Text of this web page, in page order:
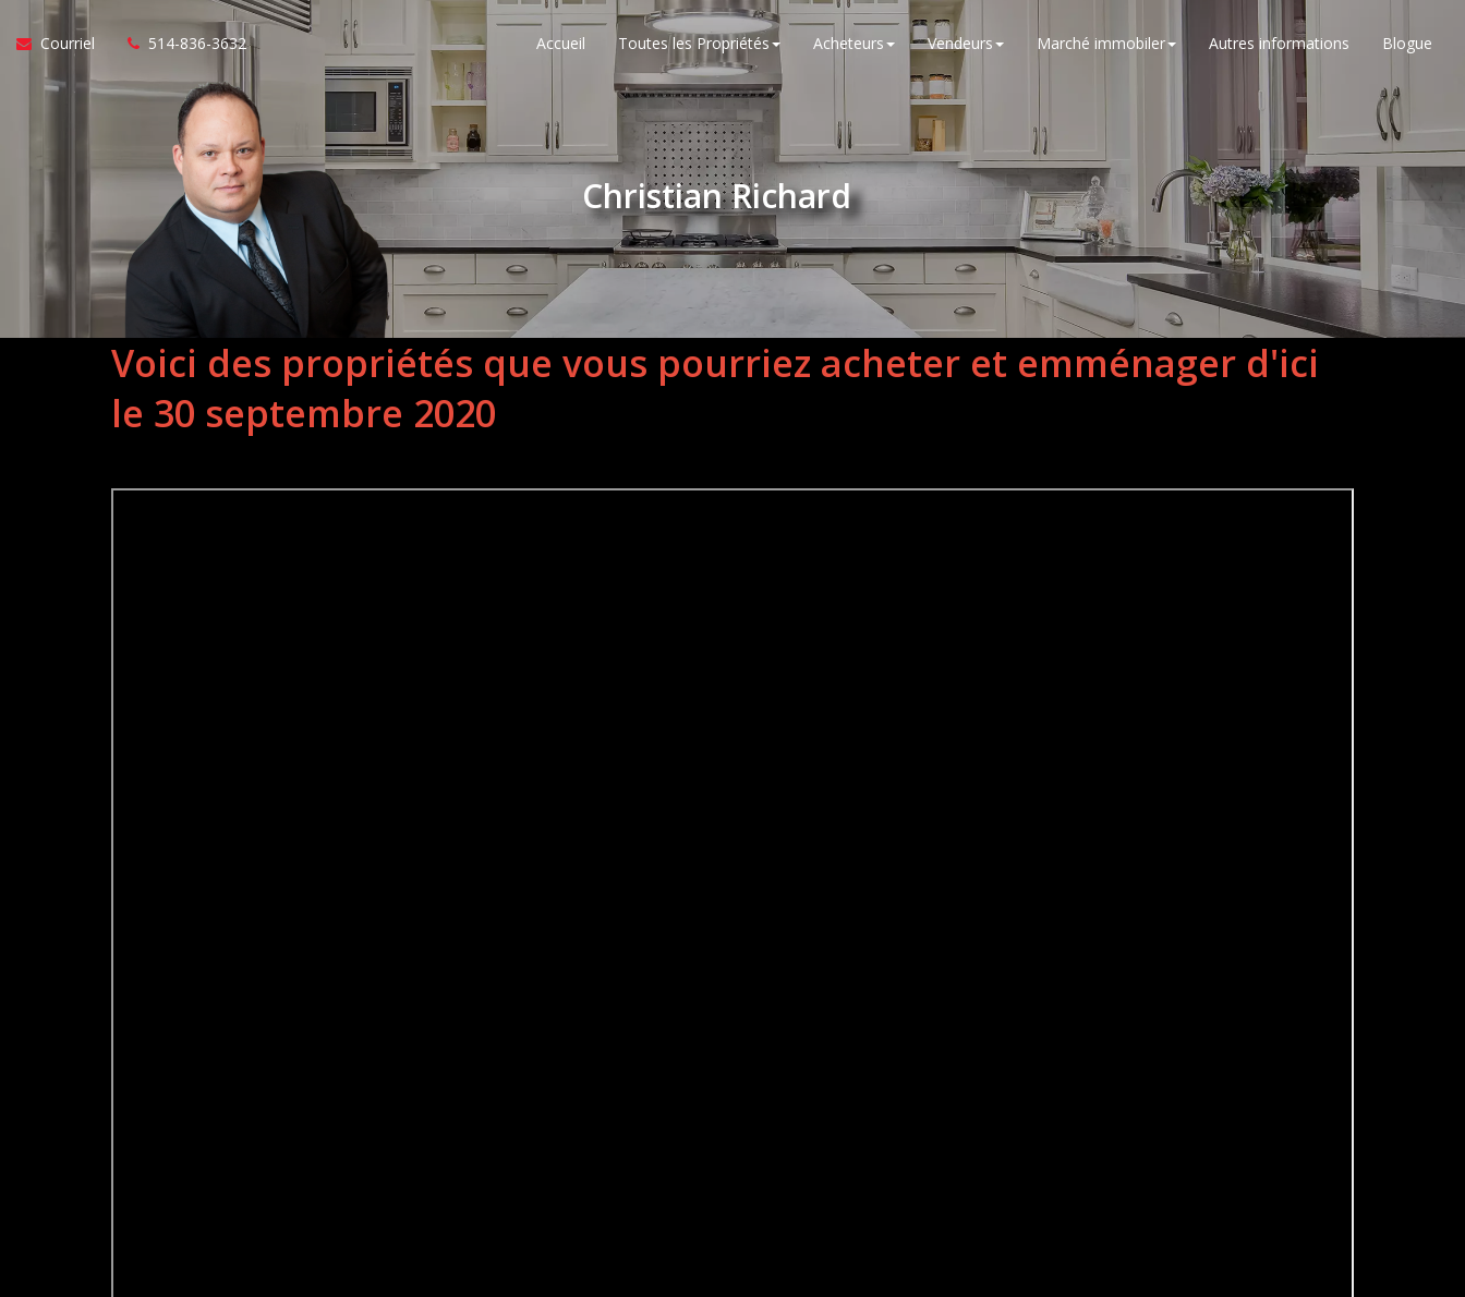
Courriel 514-836-3632 Accueil Toutes les Propriétés Acheteurs Vendeurs Marché immobiler Autres informations Blogue
Christian Richard
Voici des propriétés que vous pourriez acheter et emménager d'ici
le 30 septembre 2020